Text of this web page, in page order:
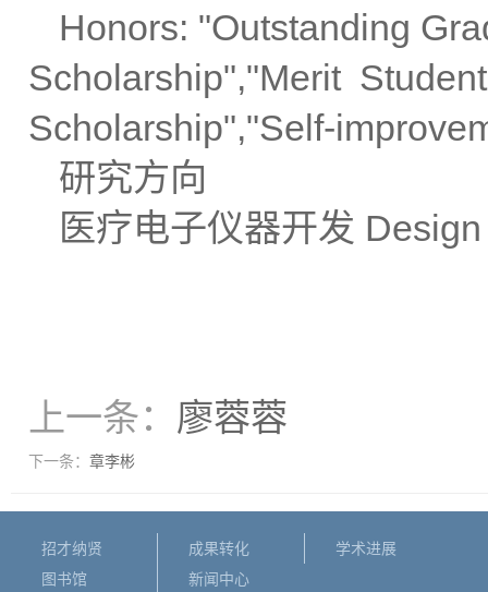
Honors: "Outstanding
Scholarship","Merit
Scholarship","Self-
研究方向
医疗电子仪器开发
上一条： 廖蓉蓉
下一条： 章李彬
招才纳贤
图书馆
成果转化
新闻中心
学术进展